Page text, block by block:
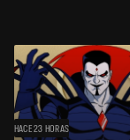
HACE 23 HORAS